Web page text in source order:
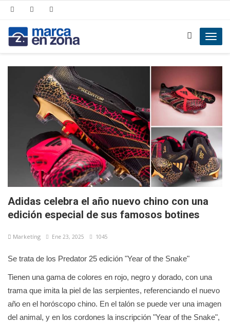
Adidas celebra el año nuevo chino con una
edición especial de sus famosos botines
Marketíng Ene 23, 2025 1045
Se trata de los Predator 25 edición "Year of the Snake"
Tienen una gama de colores en rojo, negro y dorado, con una
trama que imita la piel de las serpientes, referenciando el nuevo
año en el horóscopo chino. En el talón se puede ver una imagen
del animal, y en los cordones la inscripción "Year of the Snake",